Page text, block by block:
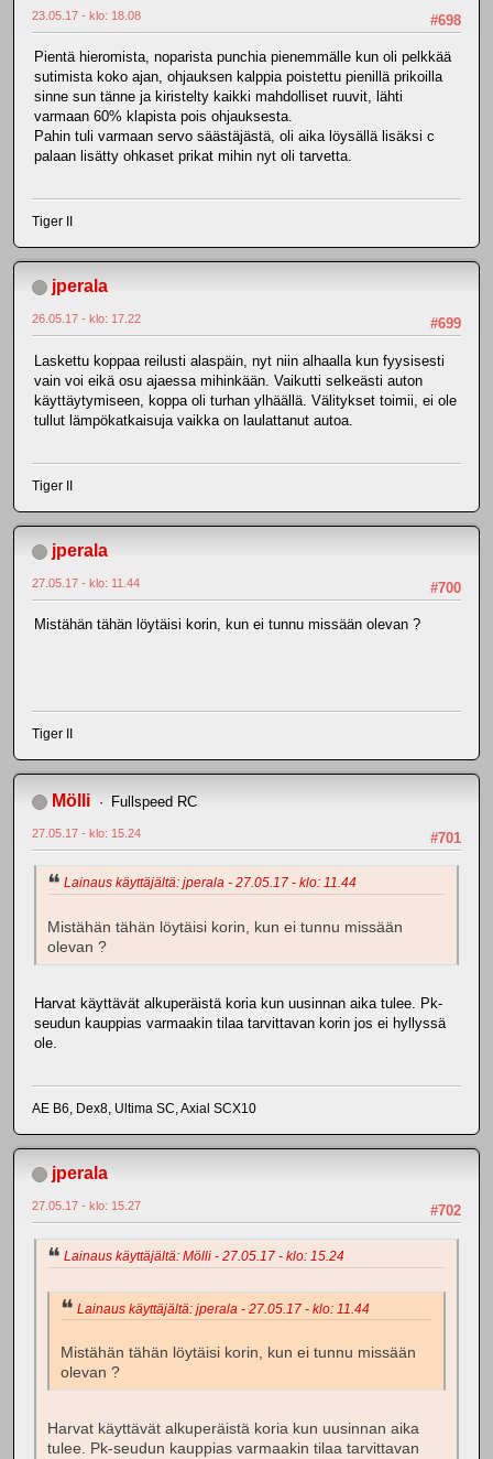
#698
23.05.17 - klo: 18.08
Pientä hieromista, noparista punchia pienemmälle kun oli pelkkää
sutimista koko ajan, ohjauksen kalppia poistettu pienillä prikoilla
sinne sun tänne ja kiristelty kaikki mahdolliset ruuvit, lähti
varmaan 60% klapista pois ohjauksesta.
Pahin tuli varmaan servo säästäjästä, oli aika löysällä lisäksi c
palaan lisätty ohkaset prikat mihin nyt oli tarvetta.
Tiger II
jperala
#699
26.05.17 - klo: 17.22
Laskettu koppaa reilusti alaspäin, nyt niin alhaalla kun fyysisesti
vain voi eikä osu ajaessa mihinkään. Vaikutti selkeästi auton
käyttäytymiseen, koppa oli turhan ylhäällä. Välitykset toimii, ei ole
tullut lämpökatkaisuja vaikka on laulattanut autoa.
Tiger II
jperala
#700
27.05.17 - klo: 11.44
Mistähän tähän löytäisi korin, kun ei tunnu missään olevan ?
Tiger II
Mölli Fullspeed RC
#701
27.05.17 - klo: 15.24
Lainaus käyttäjältä: jperala - 27.05.17 - klo: 11.44
Mistähän tähän löytäisi korin, kun ei tunnu missään
olevan ?
Harvat käyttävät alkuperäistä koria kun uusinnan aika tulee. Pk-
seudun kauppias varmaakin tilaa tarvittavan korin jos ei hyllyssä
ole.
AE B6, Dex8, Ultima SC, Axial SCX10
jperala
#702
27.05.17 - klo: 15.27
Lainaus käyttäjältä: Mölli - 27.05.17 - klo: 15.24
Lainaus käyttäjältä: jperala - 27.05.17 - klo: 11.44
Mistähän tähän löytäisi korin, kun ei tunnu missään
olevan ?
Harvat käyttävät alkuperäistä koria kun uusinnan aika
tulee. Pk-seudun kauppias varmaakin tilaa tarvittavan